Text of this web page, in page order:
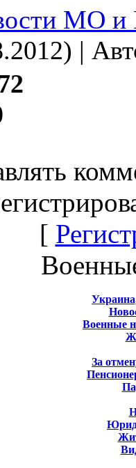
МО
|
[
Военные
За